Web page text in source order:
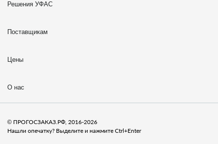
Решения УФАС
Поставщикам
Цены
О нас
© ПРОГОСЗАКАЗ.РФ, 2016-2026
Нашли опечатку? Выделите и нажмите Ctrl+Enter